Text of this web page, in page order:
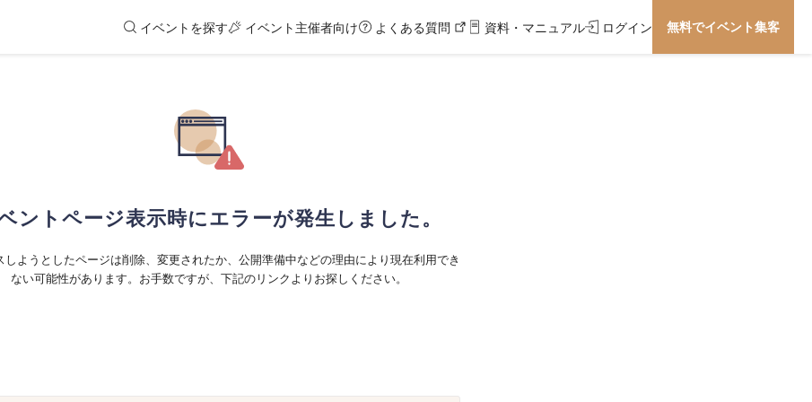
イベントを探す イベント主催者向け よくある質問 資料・マニュアル ログイン 無料でイベント集客
ントページ表示時にエラーが発生しました。
しようとしたページは削除、変更されたか、公開準備中などの理由により現在利用でき
ない可能性があります。お手数ですが、下記のリンクよりお探しください。